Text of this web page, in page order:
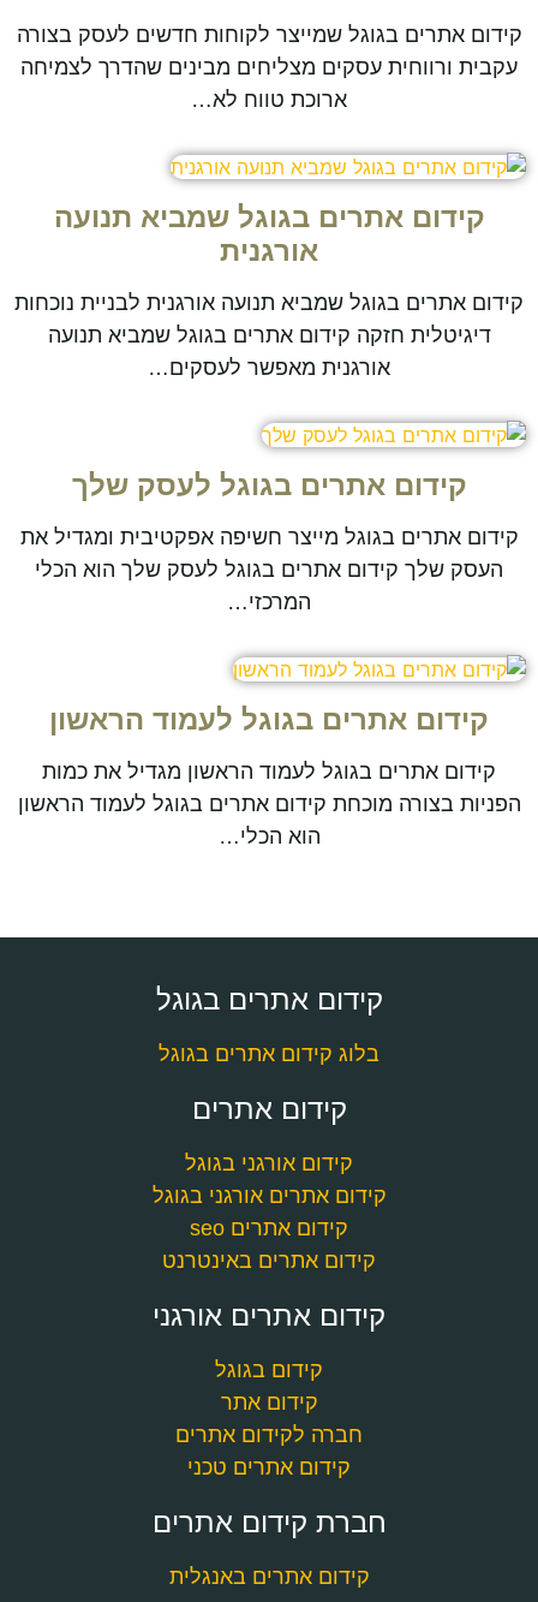
קידום אתרים בגוגל שמייצר לקוחות חדשים לעסק בצורה
עקבית ורווחית עסקים מצליחים מבינים שהדרך לצמיחה
ארוכת טווח לא…
קידום אתרים בגוגל שמביא תנועה
אורגנית
קידום אתרים בגוגל שמביא תנועה אורגנית לבניית נוכחות
דיגיטלית חזקה קידום אתרים בגוגל שמביא תנועה
אורגנית מאפשר לעסקים…
קידום אתרים בגוגל לעסק שלך
קידום אתרים בגוגל מייצר חשיפה אפקטיבית ומגדיל את
העסק שלך קידום אתרים בגוגל לעסק שלך הוא הכלי
המרכזי…
קידום אתרים בגוגל לעמוד הראשון
קידום אתרים בגוגל לעמוד הראשון מגדיל את כמות
הפניות בצורה מוכחת קידום אתרים בגוגל לעמוד הראשון
הוא הכלי…
קידום אתרים בגוגל
בלוג קידום אתרים בגוגל
קידום אתרים
קידום אורגני בגוגל
קידום אתרים אורגני בגוגל
קידום אתרים seo
קידום אתרים באינטרנט
קידום אתרים אורגני
קידום בגוגל
קידום אתר
חברה לקידום אתרים
קידום אתרים טכני
חברת קידום אתרים
קידום אתרים באנגלית